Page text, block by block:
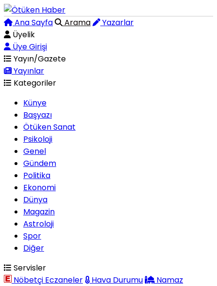
Ana Sayfa Arama
Yazarlar
Üyelik
Üye Girişi
Yayın/Gazete
Yayınlar
Kategoriler
Künye
Başyazı
Ötüken Sanat
Psikoloji
Genel
Gündem
Politika
Ekonomi
Dünya
Magazin
Astroloji
Spor
Diğer
Servisler
Nöbetçi Eczaneler
Hava Durumu
Namaz